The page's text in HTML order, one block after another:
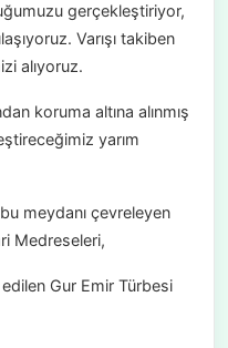
gerçekleştiriyor,
Varışı takiben
alıyoruz.
koruma altına alınmış
yarım
meydanı çevreleyen
Medreseleri,
Gur Emir Türbesi